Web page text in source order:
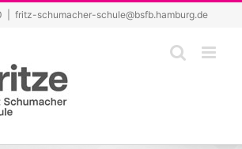
fritz-schumacher-schule@bsfb.hamburg.de